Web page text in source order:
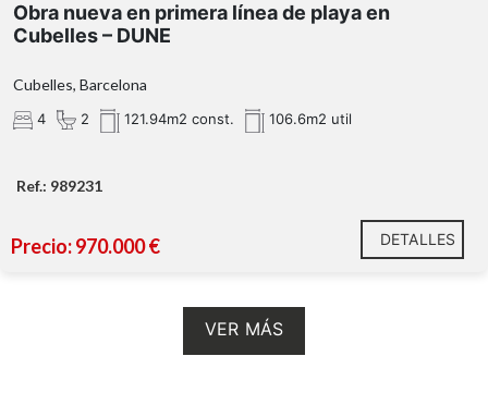
Obra nueva en primera línea de playa en
Cubelles – DUNE
Cubelles, Barcelona
4 2 121.94m2 const. 106.6m2 util
Ref.: 989231
Precio: 970.000 € DETALLES
VER MÁS